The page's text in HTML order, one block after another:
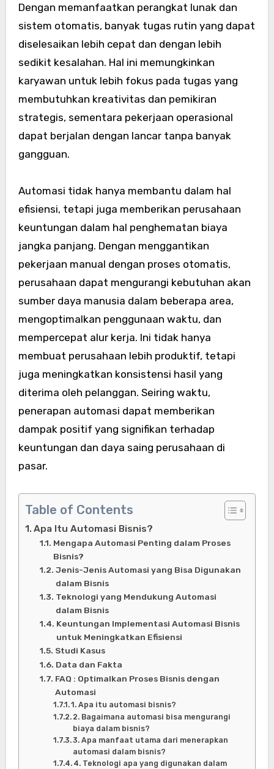
Dengan memanfaatkan perangkat lunak dan
sistem otomatis, banyak tugas rutin yang dapat
diselesaikan lebih cepat dan dengan lebih
sedikit kesalahan. Hal ini memungkinkan
karyawan untuk lebih fokus pada tugas yang
membutuhkan kreativitas dan pemikiran
strategis, sementara pekerjaan operasional
dapat berjalan dengan lancar tanpa banyak
gangguan.
Automasi tidak hanya membantu dalam hal
efisiensi, tetapi juga memberikan perusahaan
keuntungan dalam hal penghematan biaya
jangka panjang. Dengan menggantikan
pekerjaan manual dengan proses otomatis,
perusahaan dapat mengurangi kebutuhan akan
sumber daya manusia dalam beberapa area,
mengoptimalkan penggunaan waktu, dan
mempercepat alur kerja. Ini tidak hanya
membuat perusahaan lebih produktif, tetapi
juga meningkatkan konsistensi hasil yang
diterima oleh pelanggan. Seiring waktu,
penerapan automasi dapat memberikan
dampak positif yang signifikan terhadap
keuntungan dan daya saing perusahaan di
pasar.
Table of Contents
Apa Itu Automasi Bisnis?
Mengapa Automasi Penting dalam Proses
Bisnis?
Jenis-Jenis Automasi yang Bisa Digunakan
dalam Bisnis
Teknologi yang Mendukung Automasi
dalam Bisnis
Keuntungan Implementasi Automasi Bisnis
untuk Meningkatkan Efisiensi
Studi Kasus
Data dan Fakta
FAQ : Optimalkan Proses Bisnis dengan
Automasi
1. Apa itu automasi bisnis?
2. Bagaimana automasi bisa mengurangi
biaya dalam bisnis?
3. Apa manfaat utama dari menerapkan
automasi dalam bisnis?
4. Teknologi apa yang digunakan dalam